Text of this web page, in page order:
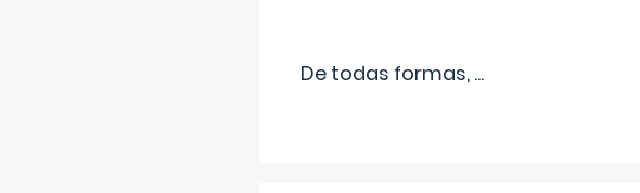
De todas formas, ...